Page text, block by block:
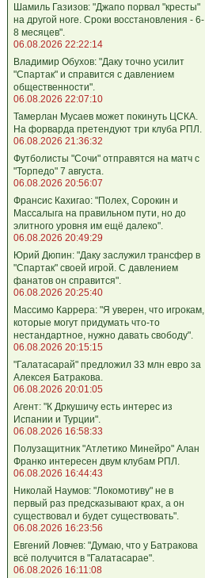
Шамиль Газизов: "Джапо порвал "кресты"
на другой ноге. Сроки восстановления - 6-
8 месяцев".
06.08.2026 22:22:14
Владимир Обухов: "Даку точно усилит
"Спартак" и справится с давлением
общественности".
06.08.2026 22:07:10
Тамерлан Мусаев может покинуть ЦСКА.
На форварда претендуют три клуба РПЛ.
06.08.2026 21:36:32
Футболисты "Сочи" отправятся на матч с
"Торпедо" 7 августа.
06.08.2026 20:56:07
Франсис Кахигао: "Полех, Сорокин и
Массалыга на правильном пути, но до
элитного уровня им ещё далеко".
06.08.2026 20:49:29
Юрий Дюпин: "Даку заслужил трансфер в
"Спартак" своей игрой. С давлением
фанатов он справится".
06.08.2026 20:25:40
Массимо Каррера: "Я уверен, что игрокам,
которые могут придумать что-то
нестандартное, нужно давать свободу".
06.08.2026 20:15:15
"Галатасарай" предложил 33 млн евро за
Алексея Батракова.
06.08.2026 20:01:05
Агент: "К Дркушичу есть интерес из
Испании и Турции".
06.08.2026 16:58:33
Полузащитник "Атлетико Минейро" Алан
Франко интересен двум клубам РПЛ.
06.08.2026 16:44:43
Николай Наумов: "Локомотиву" не в
первый раз предсказывают крах, а он
существовал и будет существовать".
06.08.2026 16:23:56
Евгений Ловчев: "Думаю, что у Батракова
всё получится в "Галатасарае".
06.08.2026 16:11:08